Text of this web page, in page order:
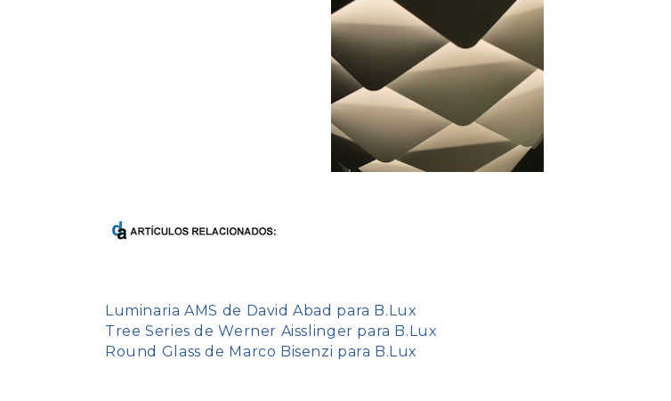
Luminaria AMS de David Abad para B.Lux
Tree Series de Werner Aisslinger para B.Lux
Round Glass de Marco Bisenzi para B.Lux